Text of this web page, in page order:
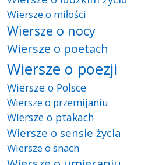
Wiersze o miłości
Wiersze o nocy
Wiersze o poetach
Wiersze o poezji
Wiersze o Polsce
Wiersze o przemijaniu
Wiersze o ptakach
Wiersze o sensie życia
Wiersze o snach